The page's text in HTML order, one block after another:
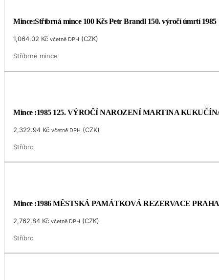
Mince:Stříbrná mince 100 Kčs Petr Brandl 150. výročí úmrtí 1985
1,064.02 Kč včetně DPH (CZK)
Stříbrné mince
Mince :1985 125. VÝROČÍ NAROZENÍ MARTINA
2,322.94 Kč včetně DPH (CZK)
Stříbro
Mince :1986 MĚSTSKÁ PAMÁTKOVÁ REZERVACE PRAHA
2,762.84 Kč včetně DPH (CZK)
Stříbro